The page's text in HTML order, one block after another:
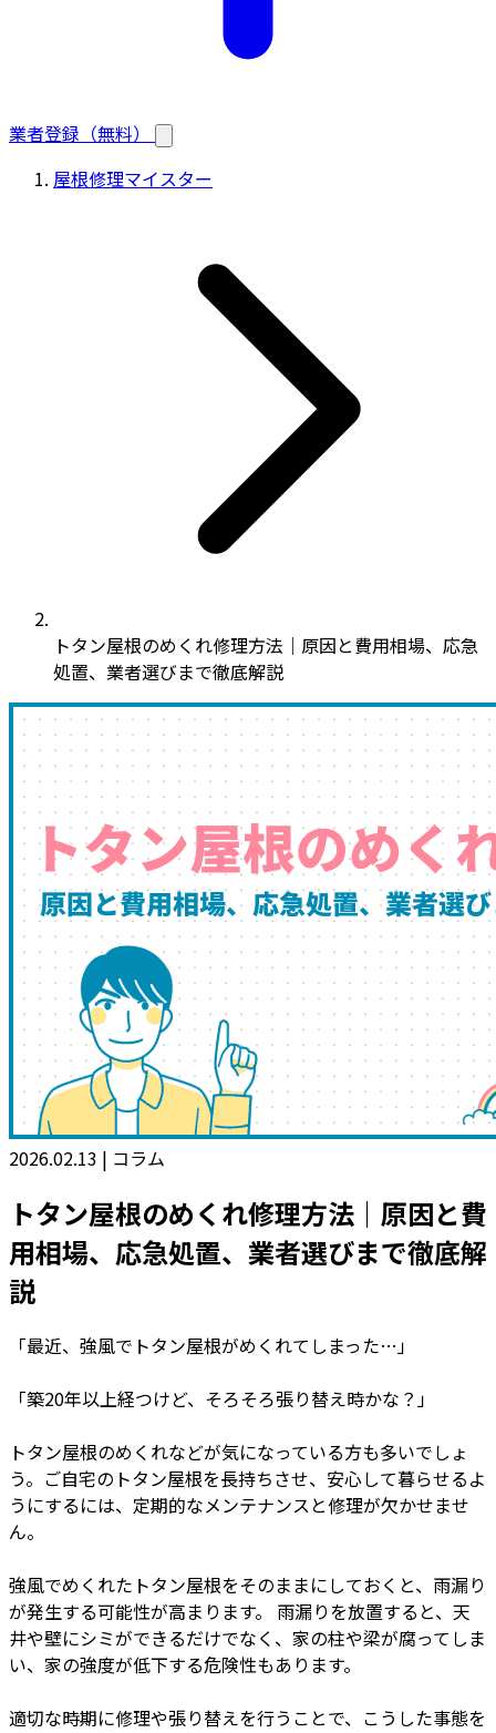
業者登録（無料）
屋根修理マイスター
トタン屋根のめくれ修理方法｜原因と費用相場、応急
処置、業者選びまで徹底解説
2026.02.13 | コラム
トタン屋根のめくれ修理方法｜原因と費
用相場、応急処置、業者選びまで徹底解
説
「最近、強風でトタン屋根がめくれてしまった…」
「築20年以上経つけど、そろそろ張り替え時かな？」
トタン屋根のめくれなどが気になっている方も多いでしょ
う。ご自宅のトタン屋根を長持ちさせ、安心して暮らせるよ
うにするには、定期的なメンテナンスと修理が欠かせませ
ん。
強風でめくれたトタン屋根をそのままにしておくと、雨漏り
が発生する可能性が高まります。 雨漏りを放置すると、天
井や壁にシミができるだけでなく、家の柱や梁が腐ってしま
い、家の強度が低下する危険性もあります。
適切な時期に修理や張り替えを行うことで、こうした事態を